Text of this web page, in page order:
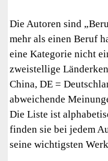
Die Autoren sind
mehr als einen Beruf
eine Kategorie nicht
zweistellige
China, DE =
abweichende
Die Liste ist
finden sie bei jedem
seine wichtigsten